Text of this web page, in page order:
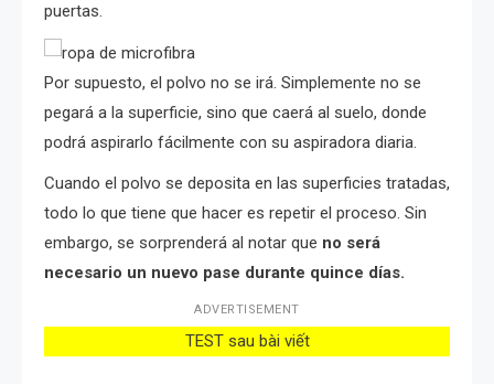
puertas.
Por supuesto, el polvo no se irá. Simplemente no se
pegará a la superficie, sino que caerá al suelo, donde
podrá aspirarlo fácilmente con su aspiradora diaria.
Cuando el polvo se deposita en las superficies tratadas,
todo lo que tiene que hacer es repetir el proceso. Sin
embargo, se sorprenderá al notar que no será
necesario un nuevo pase durante quince días.
ADVERTISEMENT
TEST sau bài viết